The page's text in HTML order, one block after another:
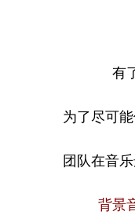
有
为了尽可
团队在音
背景